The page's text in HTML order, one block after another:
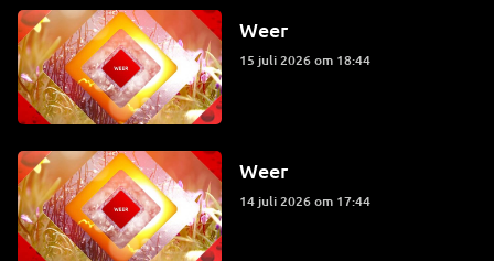
Weer
15 juli 2026 om 18:44
Weer
14 juli 2026 om 17:44